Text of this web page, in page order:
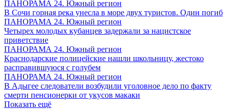
ПАНОРАМА 24. Южный регион
В Сочи горная река унесла в море двух туристов. Один погиб
ПАНОРАМА 24. Южный регион
Четырех молодых кубанцев задержали за нацистское
приветствие
ПАНОРАМА 24. Южный регион
Краснодарские полицейские нашли школьницу, жестоко
расправившуюся с голубем
ПАНОРАМА 24. Южный регион
В Адыгее следователи возбудили уголовное дело по факту
смерти пенсионерки от укусов макаки
Показать ещё